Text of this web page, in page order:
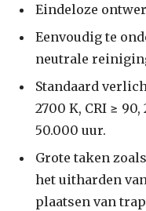
Eindeloze
Eenvoudig te
neutrale
Standaard
2700 K, CRI ≥
50.000 uur.
Grote taken
het uitharden
plaatsen van